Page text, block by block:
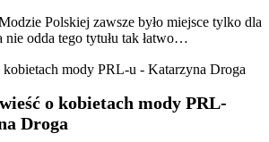
Polskiej zawsze było miejsce tylko dla
odda tego tytułu tak łatwo…
o kobietach mody PRL-
Droga